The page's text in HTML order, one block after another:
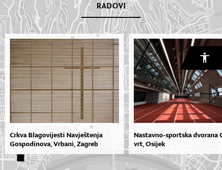
RADOVI
Crkva Blagovijesti Navještenja
Gospodinova, Vrbani, Zagreb
Nastavno-sportska dvorana
vrt, Osijek